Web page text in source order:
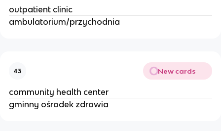
outpatient clinic
ambulatorium/przychodnia
43 New cards
community health center
gminny ośrodek zdrowia